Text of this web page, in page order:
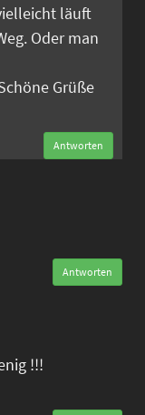
läuft
Oder man
Grüße
Antworten
Antworten
!!!